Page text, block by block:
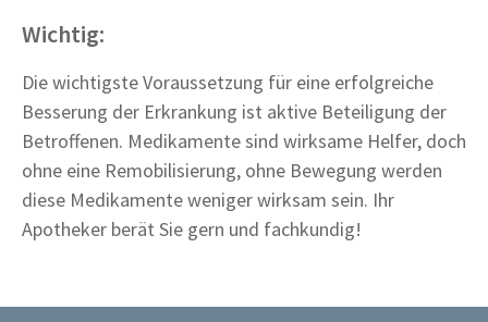
Wichtig:
Die wichtigste Voraussetzung für eine erfolgreiche
Besserung der Erkrankung ist aktive Beteiligung der
Betroffenen. Medikamente sind wirksame Helfer, doch
ohne eine Remobilisierung, ohne Bewegung werden
diese Medikamente weniger wirksam sein. Ihr
Apotheker berät Sie gern und fachkundig!